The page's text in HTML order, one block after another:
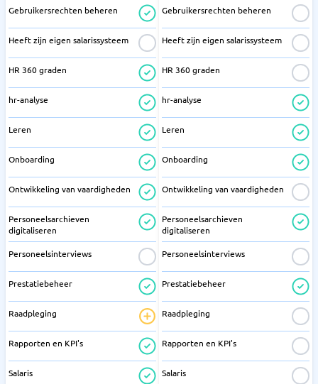
Gebruikersrechten beheren
Heeft zijn eigen salarissysteem
HR 360 graden
hr-analyse
Leren
Onboarding
Ontwikkeling van vaardigheden
Personeelsarchieven
digitaliseren
Personeelsinterviews
Prestatiebeheer
Raadpleging
Rapporten en KPI's
Salaris
Gebruikersrechten beheren
Heeft zijn eigen salarissysteem
HR 360 graden
hr-analyse
Leren
Onboarding
Ontwikkeling van vaardigheden
Personeelsarchieven
digitaliseren
Personeelsinterviews
Prestatiebeheer
Raadpleging
Rapporten en KPI's
Salaris